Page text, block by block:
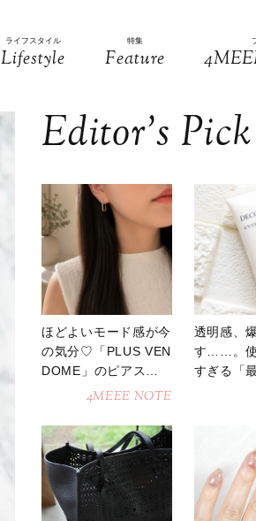
ライフスタイル
Lifestyle
特集
Feature
Editor’s Pick
ほどよいモード感が今
の気分♡「PLUS VEN
DOME」のピアスが
4MEEE NOTE
透明感、
す……。使
すぎる「